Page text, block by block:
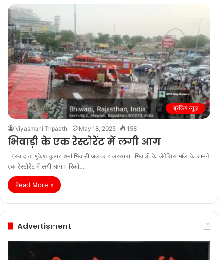
ब्रेकिंग न्यूज़
Viyasmani Tripaathi May 18, 2025 158
भिवाड़ी के एक रेस्टोरेंट में लगी आग
(सवादाता मुकेश कुमार शर्मा भिवाड़ी अलवर राजस्थान) भिवाड़ी के जेनेसिस मॉल के सामने
एक रेस्टोरेंट में लगी आग। रिको…
Read More »
Advertisment